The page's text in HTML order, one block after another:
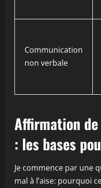
Communication
non verbale
Affirmation
: les bases
Je commence par une
mal à l’aise: pourquoi